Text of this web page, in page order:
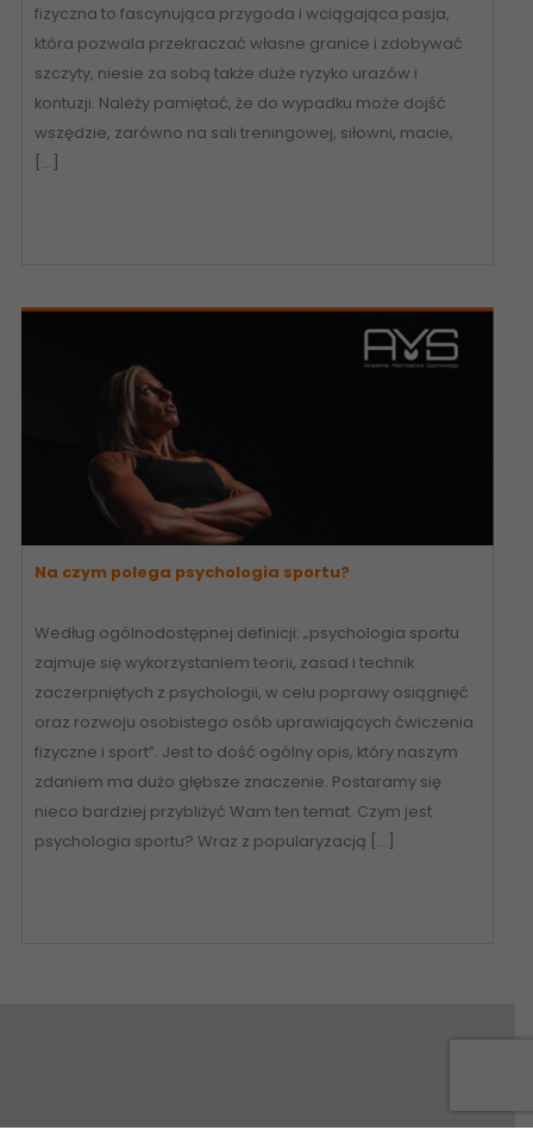
fizyczna to fascynująca przygoda i wciągająca pasja,
która pozwala przekraczać własne granice i zdobywać
szczyty, niesie za sobą także duże ryzyko urazów i
kontuzji. Należy pamiętać, że do wypadku może dojść
wszędzie, zarówno na sali treningowej, siłowni, macie,
[…]
Na czym polega psychologia sportu?
Według ogólnodostępnej definicji: „psychologia sportu
zajmuje się wykorzystaniem teorii, zasad i technik
zaczerpniętych z psychologii, w celu poprawy osiągnięć
oraz rozwoju osobistego osób uprawiających ćwiczenia
fizyczne i sport”. Jest to dość ogólny opis, który naszym
zdaniem ma dużo głębsze znaczenie. Postaramy się
nieco bardziej przybliżyć Wam ten temat. Czym jest
psychologia sportu? Wraz z popularyzacją […]